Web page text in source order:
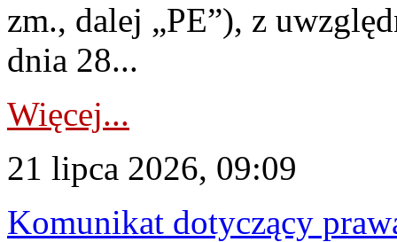
zm., dalej „PE”), z
dnia 28...
Więcej...
21 lipca 2026, 09:09
Komunikat dotyczący